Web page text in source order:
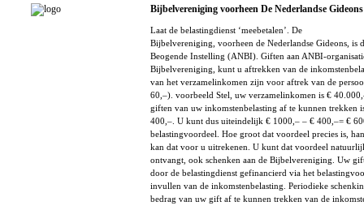
Bijbelvereniging voorheen De Nederlandse Gideons
Laat de belastingdienst ‘meebetalen’. De
Bijbelvereniging, voorheen de Nederlandse Gideons, is
Beogende Instelling (ANBI). Giften aan ANBI-
Bijbelvereniging, kunt u aftrekken van de
van het verzamelinkomen zijn voor aftrek van de
60,–). voorbeeld Stel, uw verzamelinkomen is €
giften van uw inkomstenbelasting af te kunnen trekken
400,–. U kunt dus uiteindelijk € 1000,– – € 400,–= €
belastingvoordeel. Hoe groot dat voordeel precies is,
kan dat voor u uitrekenen. U kunt dat voordeel
ontvangt, ook schenken aan de Bijbelvereniging. Uw
door de belastingdienst gefinancierd via het
invullen van de inkomstenbelasting. Periodieke
bedrag van uw gift af te kunnen trekken van de